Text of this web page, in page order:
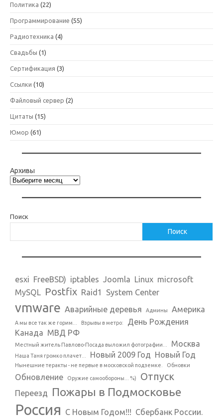
Политика (22)
Программирование (55)
Радиотехника (4)
Свадьбы (1)
Сертификация (3)
Ссылки (10)
Файловый сервер (2)
Цитаты (15)
Юмор (61)
Архивы
Поиск
Поиск
esxi FreeBSD) iptables Joomla Linux microsoft
MySQL Postfix Raid1 System Center
vmware Аварийные деревья Админы Америка
А мы все так же горим... Взрывы в метро:
День Рождения
Канада МВД РФ
Местный житель Павлово-Посада выложил фотографии... Москва
Наша Таня громко плачет... Новый 2009 Год Новый Год
Нынешние теракты - не первые в московской подземке. Обновки
Обновление Оружие самообороны... %) Отпуск
Переезд Пожары в Подмосковье
Россия С Новым Годом!!! Сбербанк России.